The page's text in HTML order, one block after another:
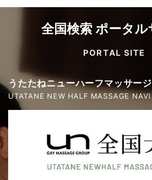
全国検索 ポータル
PORTAL SITE
うたたねニューハーフマッサー
UTATANE NEW HALF MASSAGE NAVI